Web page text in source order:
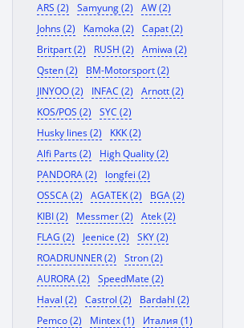
ARS (2)
Samyung (2)
AW (2)
Johns (2)
Kamoka (2)
Capat (2)
Britpart (2)
RUSH (2)
Amiwa (2)
Qsten (2)
BM-Motorsport (2)
JINYOO (2)
INFAC (2)
Arnott (2)
KOS/POS (2)
SYC (2)
Husky lines (2)
KKK (2)
Alfi Parts (2)
High Quality (2)
PANDORA (2)
longfei (2)
OSSCA (2)
AGATEK (2)
BGA (2)
KIBI (2)
Messmer (2)
Atek (2)
FLAG (2)
Jeenice (2)
SKY (2)
ROADRUNNER (2)
Stron (2)
AURORA (2)
SpeedMate (2)
Haval (2)
Castrol (2)
Bardahl (2)
Pemco (2)
Mintex (1)
Италия (1)